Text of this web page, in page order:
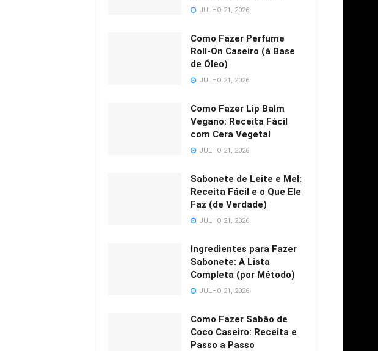
JULHO 21, 2026
Como Fazer Perfume
Roll-On Caseiro (à Base
de Óleo)
JULHO 21, 2026
Como Fazer Lip Balm
Vegano: Receita Fácil
com Cera Vegetal
JULHO 21, 2026
Sabonete de Leite e Mel:
Receita Fácil e o Que Ele
Faz (de Verdade)
JULHO 21, 2026
Ingredientes para Fazer
Sabonete: A Lista
Completa (por Método)
JULHO 21, 2026
Como Fazer Sabão de
Coco Caseiro: Receita e
Passo a Passo